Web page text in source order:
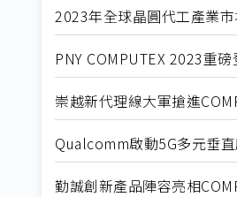
2023年全球晶圓代工產業
PNY COMPUTEX 2023重
崇越新代理線大軍搶進
Qualcomm啟動5G多元垂
勤誠創新產品陣容亮相